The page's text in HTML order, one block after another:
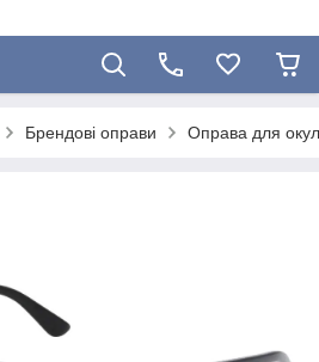
Брендові оправи Оправа для